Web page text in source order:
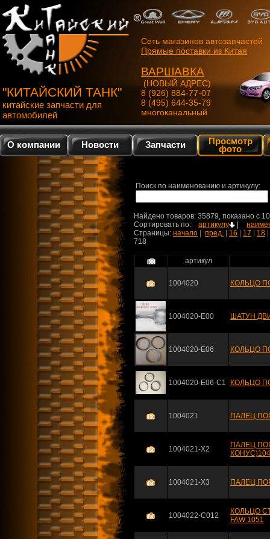
"КИТАЙСКИЙ ТАНК"
китайские запчасти для
автомобилей
Сеть магазинов автозапчастей
Прямые поставки из Китая
ВАРШАВКА
(НОВЫЙ АДРЕС)
8 (926) 884-77-07
8 (495) 644-35-79
многоканальный
О компании Новости Запчасти Просмотр
фото
Поиск по наименованию и артикулу:
Найдено товаров: 35879, показано c
Сортировать по: артикулу
Страницы: начало пред. 16 17 18
718
артикул
1004020 КОЛЬЦО
1004020-E00 ШАТУН
1004020-E06 КОЛЬЦО
1004020-E06-C1 КОЛЬЦО
1004021 ПАЛЕЦ
1004021-X2
ПАЛЕЦ
1004021-X3 ПАЛЕЦ
1004022-C012
КОЛЬЦО
FAW 1051